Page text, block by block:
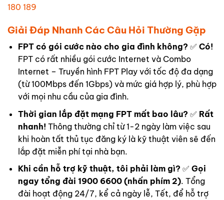
180 189
Giải Đáp Nhanh Các Câu Hỏi Thường Gặp
FPT có gói cước nào cho gia đình không? ✅ Có!
FPT có rất nhiều gói cước Internet và Combo
Internet – Truyền hình FPT Play với tốc độ đa dạng
(từ 100Mbps đến 1Gbps) và mức giá hợp lý, phù hợp
với mọi nhu cầu của gia đình.
Thời gian lắp đặt mạng FPT mất bao lâu? ✅ Rất
nhanh! Thông thường chỉ từ 1-2 ngày làm việc sau
khi hoàn tất thủ tục đăng ký là kỹ thuật viên sẽ đến
lắp đặt miễn phí tại nhà bạn.
Khi cần hỗ trợ kỹ thuật, tôi phải làm gì? ✅ Gọi
ngay tổng đài 1900 6600 (nhấn phím 2). Tổng
đài hoạt động 24/7, kể cả ngày lễ, Tết, để hỗ trợ